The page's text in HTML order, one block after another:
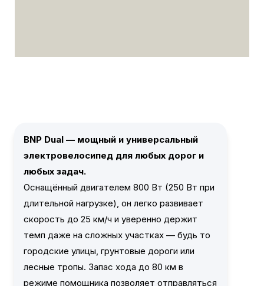
BNP Dual — мощный и универсальный
электровелосипед для любых дорог и
любых задач.
Оснащённый двигателем 800 Вт (250 Вт при
длительной нагрузке), он легко развивает
скорость до 25 км/ч и уверенно держит
темп даже на сложных участках — будь то
городские улицы, грунтовые дороги или
лесные тропы. Запас хода до 80 км в
режиме помощника позволяет отправляться